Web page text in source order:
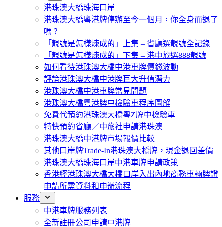
港珠澳大橋珠海口岸
港珠澳大橋粵港牌停辦至今一個月，你全身而退了
嗎？
「靚號是怎樣煉成的」上集 – 省廳選靚號全記錄
「靚號是怎樣煉成的」下集 – 港中旅選888靚號
如何看待港珠澳大橋中港車牌價錢波動
評論港珠澳大橋中港牌巨大升值潛力
港珠澳大橋中港車牌常見問題
港珠澳大橋粵港牌中檢驗車程序圖解
免費代預約港珠澳大橋粵Z牌中檢驗車
特快預約省廳／中旅社申請港珠澳
港珠澳大橋中港牌市場報價比較
其他口岸牌Trade-In港珠澳大橋牌，現金退回差價
港珠澳大橋珠海口岸中港車牌申請政策
香港經港珠澳大橋大橋口岸入出內地商務車輛牌證
申請所需資料和申辦流程
服務
中港車牌服務列表
全新註冊公司申請中港牌